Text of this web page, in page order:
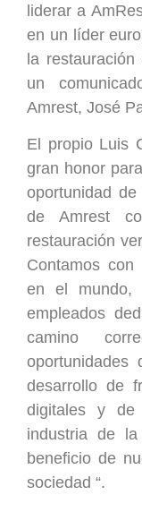
liderar a
en un líder
la restauración
un
Amrest, José
El propio Luis
gran honor
oportunidad
de Amrest
restauración
Contamos
en el mundo,
empleados
camino
desarrollo de
digitales y de
industria de
beneficio de
sociedad “.